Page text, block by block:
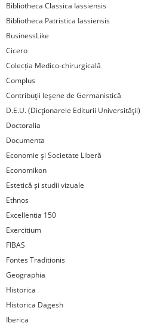
Bibliotheca Classica Iassiensis
Bibliotheca Patristica Iassiensis
BusinessLike
Cicero
Colecția Medico-chirurgicală
Complus
Contribuţii Ieşene de Germanistică
D.E.U. (Dicţionarele Editurii Universităţii)
Doctoralia
Documenta
Economie şi Societate Liberă
Economikon
Estetică și studii vizuale
Ethnos
Excellentia 150
Exercitium
FIBAS
Fontes Traditionis
Geographia
Historica
Historica Dagesh
Iberica